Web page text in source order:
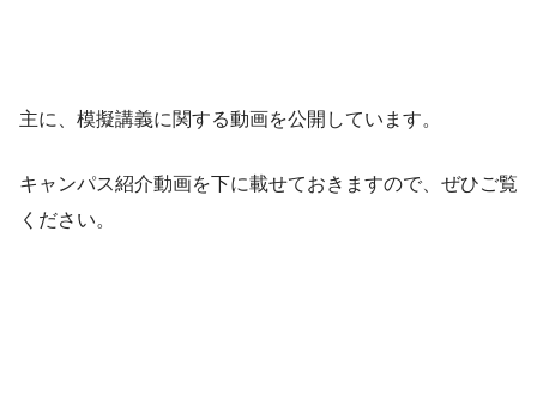
主に、模擬講義に関する動画を公開しています。
キャンパス紹介動画を下に載せておきますので、ぜひご覧
ください。